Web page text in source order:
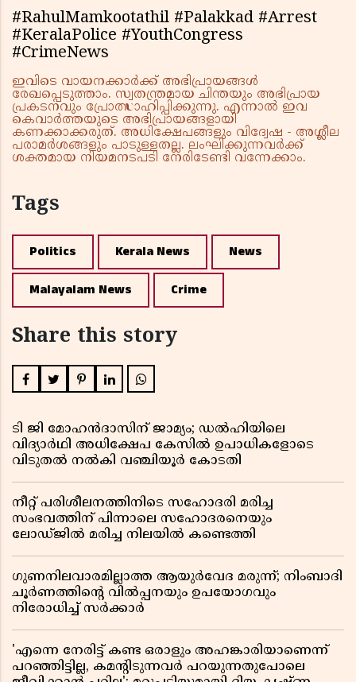
#RahulMamkootathil #Palakkad #Arrest
#KeralaPolice #YouthCongress
#CrimeNews
ഇവിടെ വായനക്കാർക്ക് അഭിപ്രായങ്ങൾ
രേഖപ്പെടുത്താം. സ്വതന്ത്രമായ ചിന്തയും അഭിപ്രായ
പ്രകടനവും പ്രോത്സാഹിപ്പിക്കുന്നു. എന്നാൽ ഇവ
കെവാർത്തയുടെ അഭിപ്രായങ്ങളായി
കണക്കാക്കരുത്. അധിക്ഷേപങ്ങളും വിദ്വേഷ - അശ്ലീല
പരാമർശങ്ങളും പാടുള്ളതല്ല. ലംഘിക്കുന്നവർക്ക്
ശക്തമായ നിയമനടപടി നേരിടേണ്ടി വന്നേക്കാം.
Tags
Politics Kerala News News
Malayalam News Crime
Share this story
ടി ജി മോഹൻദാസിന് ജാമ്യം; ഡൽഹിയിലെ
വിദ്യാർഥി അധിക്ഷേപ കേസിൽ ഉപാധികളോടെ
വിടുതൽ നൽകി വഞ്ചിയൂർ കോടതി
നീറ്റ് പരിശീലനത്തിനിടെ സഹോദരി മരിച്ച
സംഭവത്തിന് പിന്നാലെ സഹോദരനെയും
ലോഡ്ജിൽ മരിച്ച നിലയിൽ കണ്ടെത്തി
ഗുണനിലവാരമില്ലാത്ത ആയുർവേദ മരുന്ന്; നിംബാദി
ചൂർണത്തിൻ്റെ വിൽപ്പനയും ഉപയോഗവും
നിരോധിച്ച് സർക്കാർ
'എന്നെ നേരിട്ട് കണ്ട ഒരാളും അഹങ്കാരിയാണെന്ന്
പറഞ്ഞിട്ടില്ല, കമൻ്റിടുന്നവർ പറയുന്നതുപോലെ